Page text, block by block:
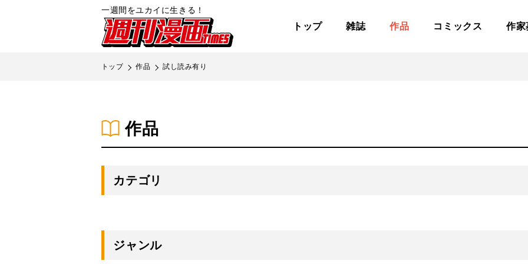
一週間をユカイに生きる！
週刊漫画TIMES
トップ 雑誌 作品 コミックス 作家
トップ 作品 試し読み有り
作品
カテゴリ
ジャンル
お問い合わせ
広告主・代理店の皆